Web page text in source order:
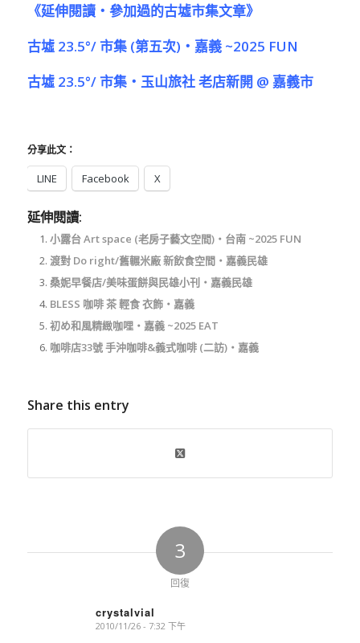
《延伸閱讀‧參加過的古墟市集文章》
古墟 23.5°/ 市集 (第五次)‧嘉義 ~2025 FUN
古墟 23.5°/ 市集‧玉山旅社 老店新開 @ 嘉義市
分享此文：
LINE Facebook X
延伸閱讀:
小露台 Art space (老房子藝文空間)‧台南 ~2025 FUN
渡對 Do right/舊輾米廠 新飲食空間‧嘉義民雄
桑妮早餐店/美味蛋餅與民雄小刊‧嘉義民雄
BLESS 咖啡 茶 輕食 衣飾‧嘉義
初め和風精緻咖哩‧嘉義 ~2025 EAT
咖啡店33號 手沖咖啡&義式咖啡 (二訪)‧嘉義
Share this entry
3
回復
crystalvial
says:
2010/11/26 - 7:32 下午